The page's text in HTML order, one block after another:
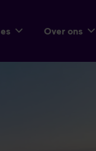
Over ons